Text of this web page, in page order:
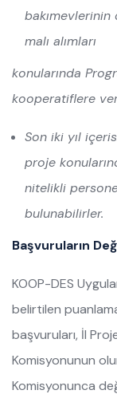
bakımevlerinin
malı alımları
konularında
kooperatiflere
Son iki yıl
proje
nitelikli
bulunabilirler.
Başvuruların
KOOP-DES
belirtilen
başvuruları, İl
Komisyonunun
Komisyonunca